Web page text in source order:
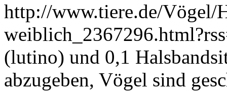
http://www.tiere.de/Vögel/
(lutino) und 0,1
abzugeben, Vögel sind